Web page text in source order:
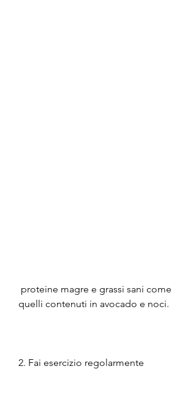
quelli contenuti in avocado e noci.
2. Fai esercizio regolarmente